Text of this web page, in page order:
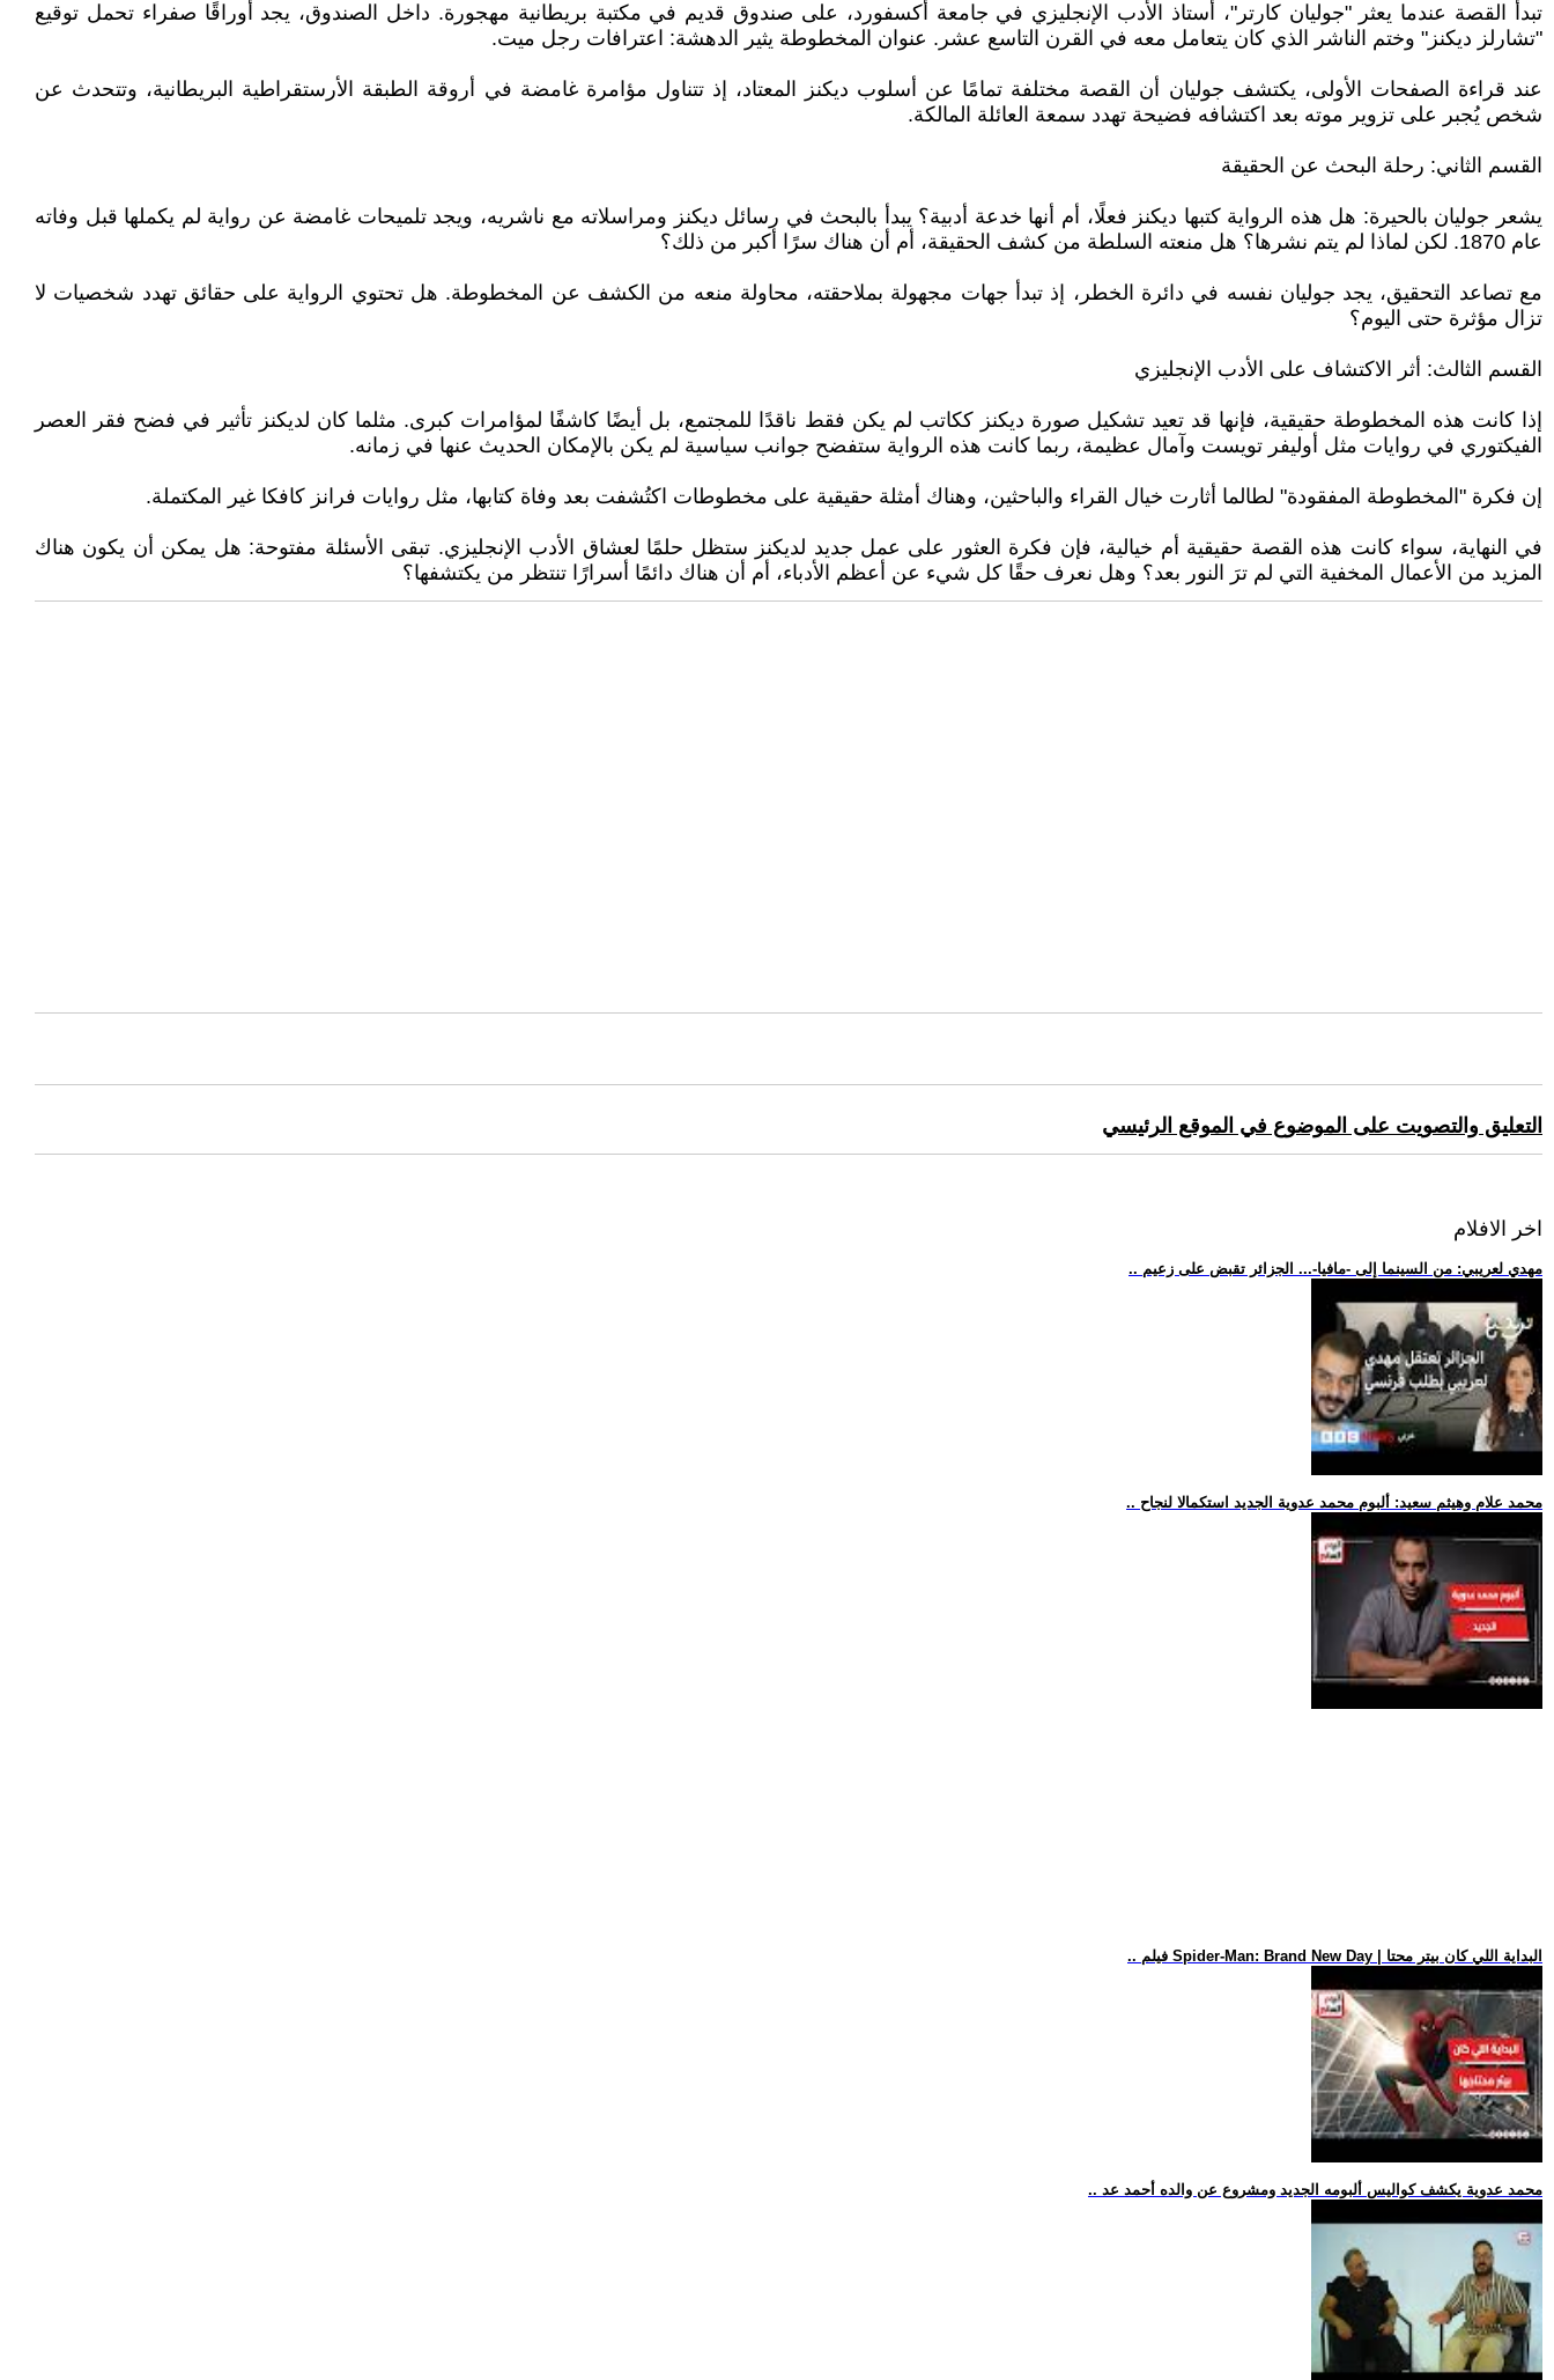
تبدأ القصة عندما يعثر "جوليان كارتر"، أستاذ الأدب الإنجليزي في جامعة أكسفورد، على صندوق قديم في مكتبة بريطانية مهجورة. داخل الصندوق، يجد أوراقًا صفراء تحمل توقيع
"تشارلز ديكنز" وختم الناشر الذي كان يتعامل معه في القرن التاسع عشر. عنوان المخطوطة يثير الدهشة: اعترافات رجل ميت.
عند قراءة الصفحات الأولى، يكتشف جوليان أن القصة مختلفة تمامًا عن أسلوب ديكنز المعتاد، إذ تتناول مؤامرة غامضة في أروقة الطبقة الأرستقراطية البريطانية، وتتحدث عن
شخص يُجبر على تزوير موته بعد اكتشافه فضيحة تهدد سمعة العائلة المالكة.
القسم الثاني: رحلة البحث عن الحقيقة
يشعر جوليان بالحيرة: هل هذه الرواية كتبها ديكنز فعلًا، أم أنها خدعة أدبية؟ يبدأ بالبحث في رسائل ديكنز ومراسلاته مع ناشريه، ويجد تلميحات غامضة عن رواية لم يكملها قبل وفاته
عام 1870. لكن لماذا لم يتم نشرها؟ هل منعته السلطة من كشف الحقيقة، أم أن هناك سرًا أكبر من ذلك؟
مع تصاعد التحقيق، يجد جوليان نفسه في دائرة الخطر، إذ تبدأ جهات مجهولة بملاحقته، محاولة منعه من الكشف عن المخطوطة. هل تحتوي الرواية على حقائق تهدد شخصيات لا
تزال مؤثرة حتى اليوم؟
القسم الثالث: أثر الاكتشاف على الأدب الإنجليزي
إذا كانت هذه المخطوطة حقيقية، فإنها قد تعيد تشكيل صورة ديكنز ككاتب لم يكن فقط ناقدًا للمجتمع، بل أيضًا كاشفًا لمؤامرات كبرى. مثلما كان لديكنز تأثير في فضح فقر العصر
الفيكتوري في روايات مثل أوليفر تويست وآمال عظيمة، ربما كانت هذه الرواية ستفضح جوانب سياسية لم يكن بالإمكان الحديث عنها في زمانه.
إن فكرة "المخطوطة المفقودة" لطالما أثارت خيال القراء والباحثين، وهناك أمثلة حقيقية على مخطوطات اكتُشفت بعد وفاة كتابها، مثل روايات فرانز كافكا غير المكتملة.
في النهاية، سواء كانت هذه القصة حقيقية أم خيالية، فإن فكرة العثور على عمل جديد لديكنز ستظل حلمًا لعشاق الأدب الإنجليزي. تبقى الأسئلة مفتوحة: هل يمكن أن يكون هناك
المزيد من الأعمال المخفية التي لم ترَ النور بعد؟ وهل نعرف حقًا كل شيء عن أعظم الأدباء، أم أن هناك دائمًا أسرارًا تنتظر من يكتشفها؟
التعليق والتصويت على الموضوع في الموقع الرئيسي
اخر الافلام
.. مهدي لعريبي: من السينما إلى -مافيا-... الجزائر تقبض على زعيم
.. محمد علام وهيثم سعيد: ألبوم محمد عدوية الجديد استكمالا لنجاح
.. فيلم Spider-Man: Brand New Day | البداية اللي كان بيتر محتا
.. محمد عدوية يكشف كواليس ألبومه الجديد ومشروع عن والده أحمد عد